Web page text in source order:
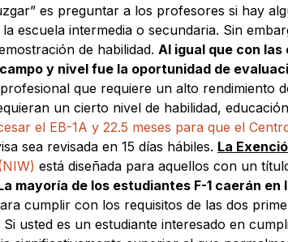
es preguntar a los profesores si hay
escuela intermedia o secundaria. Sin
de habilidad. Al igual que con
y nivel fue la oportunidad de
que requiere un alto rendimiento
un cierto nivel de habilidad,
el EB-1A y 22.5 meses para que el
sea revisada en 15 días hábiles. La
está diseñada para aquellos con un
mayoría de los estudiantes F-1 caerán
cumplir con los requisitos de las dos
usted es un estudiante interesado en